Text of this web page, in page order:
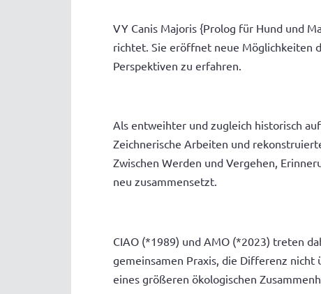
VY Canis Majoris {Prolog für Hund und
richtet. Sie eröffnet neue Möglichkeiten
Perspektiven zu erfahren.
Als entweihter und zugleich historisch
Zeichnerische Arbeiten und
Zwischen Werden und Vergehen,
neu zusammensetzt.
CIAO (*1989) und AMO (*2023) treten
gemeinsamen Praxis, die Differenz
eines größeren ökologischen